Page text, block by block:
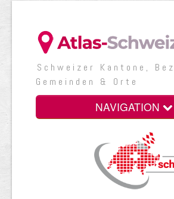
Schweizer Kantone,
Gemeinden & Orte
NAVIGATION